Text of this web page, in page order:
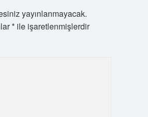
yayınlanmayacak.
*ile işaretlenmişlerdir